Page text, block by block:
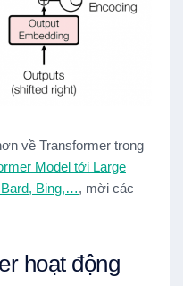
về Transformer trong
Model tới Large
Bard, Bing,…, mời các
hoạt động